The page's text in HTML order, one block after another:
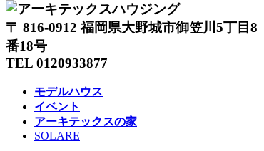
〒 816-0912 福岡県大野城市御笠川5丁目8
番18号
TEL 0120933877
モデルハウス
イベント
アーキテックスの家
SOLARE